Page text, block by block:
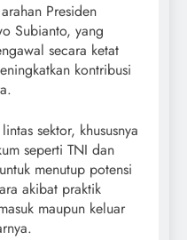
Presiden
Subianto, yang
secara ketat
kontribusi
sektor, khususnya
seperti TNI dan
menutup potensi
akibat praktik
maupun keluar